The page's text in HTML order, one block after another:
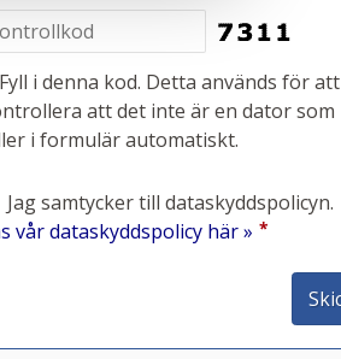
Fyll i denna kod. Detta används för att
att det inte är en dator som
i formulär automatiskt.
Jag samtycker till dataskyddspolicyn.
vår dataskyddspolicy här » *